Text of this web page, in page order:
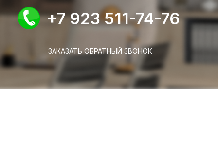
+7 923 511-74-76
ЗАКАЗАТЬ ОБРАТНЫЙ ЗВОНОК